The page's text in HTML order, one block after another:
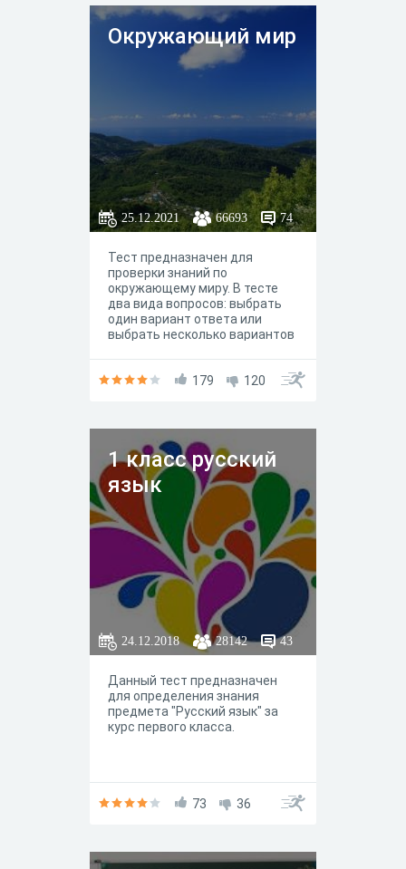
Окружающий мир
25.12.2021 66693 74
Тест предназначен для
проверки знаний по
окружающему миру. В тесте
два вида вопросов: выбрать
один вариант ответа или
выбрать несколько вариантов
179
120
1 класс русский
язык
24.12.2018 28142 43
Данный тест предназначен
для определения знания
предмета "Русский язык" за
курс первого класса.
73 36